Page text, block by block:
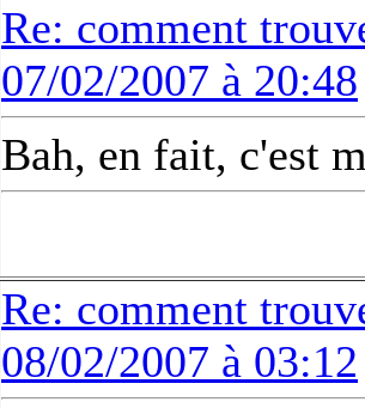
Re: comment
07/02/2007 à 20:48
Bah, en fait, c'est
Re: comment
08/02/2007 à 03:12